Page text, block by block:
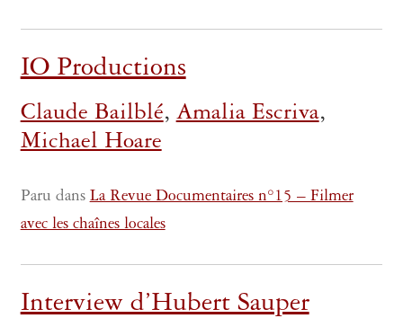
IO Productions
Claude Bailblé,Amalia Escriva,
Michael Hoare
Paru dansLa Revue Documentaires n°15 – Filmer
avec les chaînes locales
Interview d’Hubert Sauper